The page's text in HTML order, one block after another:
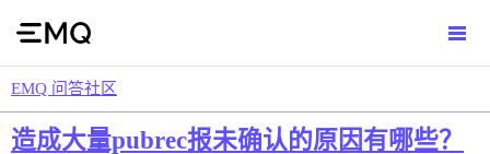
EMQ 问答社区
造成大量pubrec报未确认的原因有哪些？